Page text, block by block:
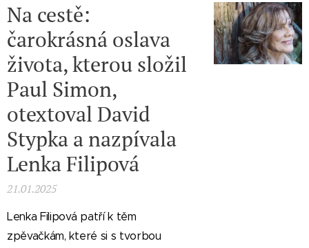
Na cestě:
čarokrásná oslava
života, kterou složil
Paul Simon,
otextoval David
Stypka a nazpívala
Lenka Filipová
21.01.2025
Lenka Filipová patří k těm
zpěvačkám, které si s tvorbou